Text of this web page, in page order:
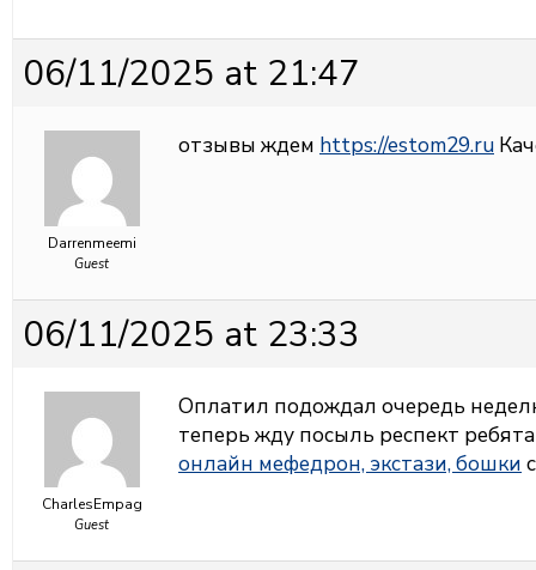
06/11/2025 at 21:47
Darrenmeemi
Guest
отзывы ждем https://estom29.ru
06/11/2025 at 23:33
CharlesEmpag
Guest
Оплатил подождал очередь
теперь жду посыль респект
онлайн мефедрон, экстази, бошки